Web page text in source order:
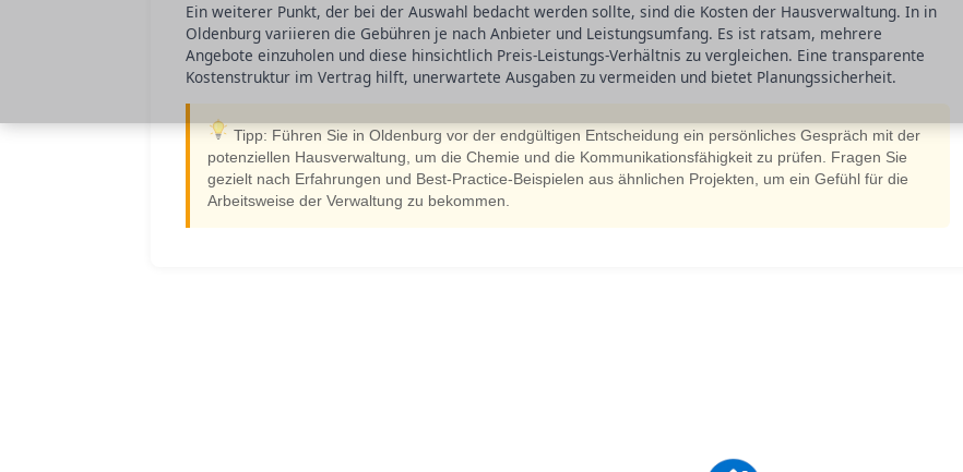
Ein weiterer Punkt, der bei der Auswahl bedacht werden sollte, sind die Kosten der Hausverwaltung. In in
Oldenburg variieren die Gebühren je nach Anbieter und Leistungsumfang. Es ist ratsam, mehrere
Angebote einzuholen und diese hinsichtlich Preis-Leistungs-Verhältnis zu vergleichen. Eine transparente
Kostenstruktur im Vertrag hilft, unerwartete Ausgaben zu vermeiden und bietet Planungssicherheit.
Tipp: Führen Sie in Oldenburg vor der endgültigen Entscheidung ein persönliches Gespräch mit der
potenziellen Hausverwaltung, um die Chemie und die Kommunikationsfähigkeit zu prüfen. Fragen Sie
gezielt nach Erfahrungen und Best-Practice-Beispielen aus ähnlichen Projekten, um ein Gefühl für die
Arbeitsweise der Verwaltung zu bekommen.